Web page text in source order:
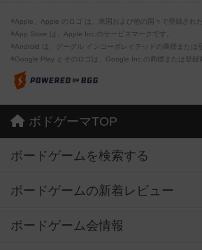
※Apple、Apple のロゴ は、米国および他の国々で登録され
※App Store は、Apple Inc.のサービスマークです。
※Android は、グーグル インコーポレイテッドの商標または
※Google Play とそのロゴは、Google Inc.の商標または登録
ボドゲーマTOP
ボードゲームを検索する
ボードゲームの新着レビュー
ボードゲーム会情報